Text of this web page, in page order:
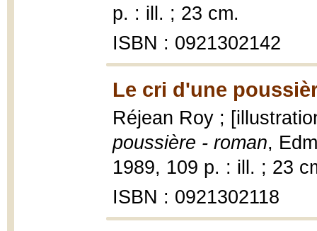
p. : ill. ; 23 cm.
ISBN : 0921302142
Le cri d'une
Réjean Roy ;
poussière - roman,
1989, 109 p. : ill. ; 23
ISBN : 0921302118